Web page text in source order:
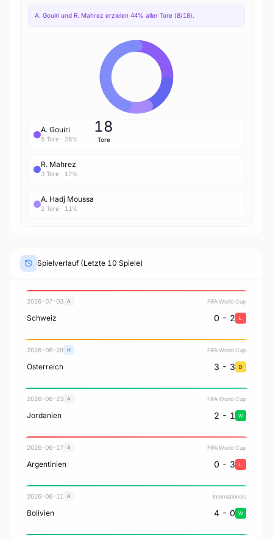
A. Gouiri und R. Mahrez erzielen 44% aller Tore (8/18).
18
Tore
A. Gouiri
5 Tore · 28%
R. Mahrez
3 Tore · 17%
A. Hadj Moussa
2 Tore · 11%
Spielverlauf (Letzte 10 Spiele)
2026-07-03 A FIFA World Cup
Schweiz 0 - 2 L
2026-06-28 H FIFA World Cup
Österreich 3 - 3 D
2026-06-23 A FIFA World Cup
Jordanien 2 - 1 W
2026-06-17 A FIFA World Cup
Argentinien 0 - 3 L
2026-06-11 A Internationals
Bolivien 4 - 0 W